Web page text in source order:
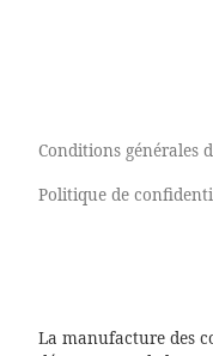
Conditions générales
Politique de
La manufacture des